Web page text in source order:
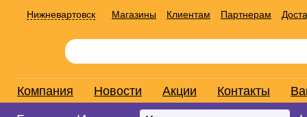
Нижневартовск Магазины Клиентам Партнерам
Компания Новости Акции Контакты